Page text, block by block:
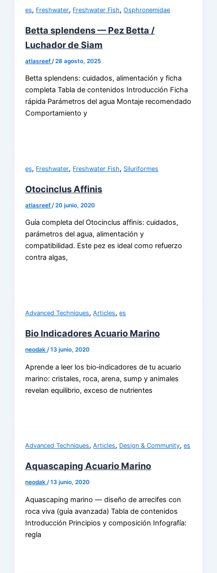
es, Freshwater, Freshwater Fish,Osphronemidae
Betta splendens — Pez Betta /
Luchador de Siam
atlasreef /28 agosto, 2025
Betta splendens: cuidados, alimentación y ficha
completa Tabla de contenidos Introducción Ficha
rápida Parámetros del agua Montaje recomendado
Comportamiento y
es, Freshwater, Freshwater Fish, Siluriformes
Otocinclus Affinis
atlasreef/20 junio, 2020
Guía completa del Otocinclus affinis: cuidados,
parámetros del agua, alimentación y
compatibilidad. Este pez es ideal como refuerzo
contra algas,
Advanced Techniques,Articles,es
Bio Indicadores Acuario Marino
neodak/13 junio, 2020
Aprende a leer los bio‑indicadores de tu acuario
marino: cristales, roca, arena, sump y animales
revelan equilibrio, exceso de nutrientes
Advanced Techniques,Articles, Design & Community,es
Aquascaping Acuario Marino
neodak/13 junio, 2020
Aquascaping marino — diseño de arrecifes con
roca viva (guía avanzada) Tabla de contenidos
Introducción Principios y composición Infografía:
regla